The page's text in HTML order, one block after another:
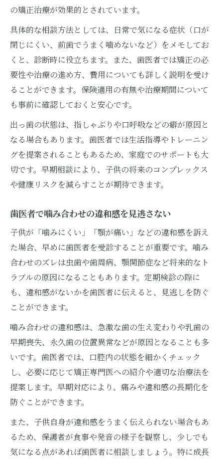
歯医者で噛み合わせ矯正費用を賢く比較
保険適用や自費の違いを歯医者で解説
歯医者で子供の矯正費用プランを立てる
将来の再治療や噛み合わせへの影響をしっかり
予防
歯医者で再治療リスクを早期に予防する方
噛み合わせの将来を歯医者と一緒に守る工
歯医者が勧める再治療回避の噛み合わせ対
策
歯医者で将来の噛み合わせ予防を徹底する
の矯正治療が効果的とされています。
具体的な相談方法としては、日常で気になる症状（口が
閉じにくい、前歯でうまく噛めないなど）をメモしてお
くと、診断時に役立ちます。また、歯医者では矯正の必
要性や治療の進め方、費用についても詳しく説明を受け
ることができます。保険適用の有無や治療期間について
も事前に確認しておくと安心です。
出っ歯の状態は、指しゃぶりや口呼吸などの癖が原因と
なる場合もあります。歯医者では生活指導やトレーニン
グを提案されることもあるため、家庭でのサポートも大
切です。早期相談により、子供の将来のコンプレックス
や健康リスクを減らすことが期待できます。
歯医者で噛み合わせの違和感を見逃さない
子供が「噛みにくい」「顎が痛い」などの違和感を訴え
た場合、早めに歯医者を受診することが重要です。噛み
合わせのズレは虫歯や歯周病、顎関節症など将来的なト
ラブルの原因になることもあります。定期検診の際に
も、違和感がないかを歯医者に伝えると、見逃しを防ぐ
ことができます。
噛み合わせの違和感は、急激な歯の生え変わりや乳歯の
早期喪失、永久歯の位置異常などが原因となることも多
いです。歯医者では、口腔内の状態を細かくチェック
し、必要に応じて矯正専門医への紹介や適切な治療法を
提案します。早期対応により、痛みや違和感の長期化を
防ぐことができます。
また、子供自身が違和感をうまく伝えられない場合もあ
るため、保護者が食事や発音の様子を観察し、少しでも
気になる点があれば歯医者に相談しましょう。特に成長